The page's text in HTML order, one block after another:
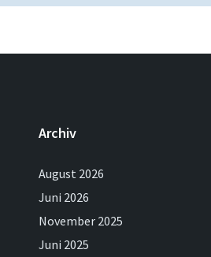
Archiv
August 2026
Juni 2026
November 2025
Juni 2025